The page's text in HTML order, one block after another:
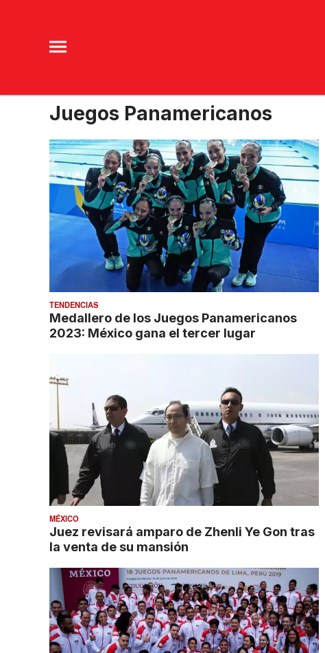
Juegos Panamericanos
TENDENCIAS
Medallero de los Juegos Panamericanos
2023: México gana el tercer lugar
MÉXICO
Juez revisará amparo de Zhenli Ye Gon tras
la venta de su mansión